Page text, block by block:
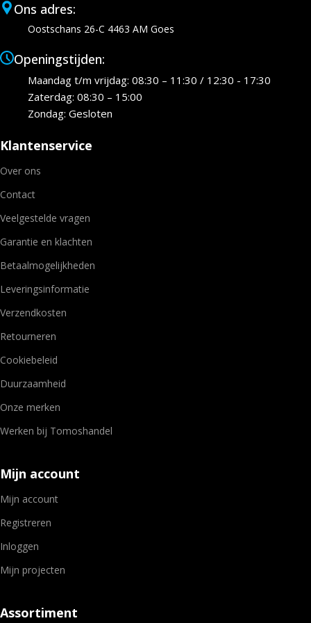
Ons adres:
Oostschans 26-C 4463 AM Goes
Openingstijden:
Maandag t/m vrijdag: 08:30 – 11:30 / 12:30 - 17:30
Zaterdag: 08:30 – 15:00
Zondag: Gesloten
Klantenservice
Over ons
Contact
Veelgestelde vragen
Garantie en klachten
Betaalmogelijkheden
Leveringsinformatie
Verzendkosten
Retourneren
Cookiebeleid
Duurzaamheid
Onze merken
Werken bij Tomoshandel
Mijn account
Mijn account
Registreren
Inloggen
Mijn projecten
Assortiment